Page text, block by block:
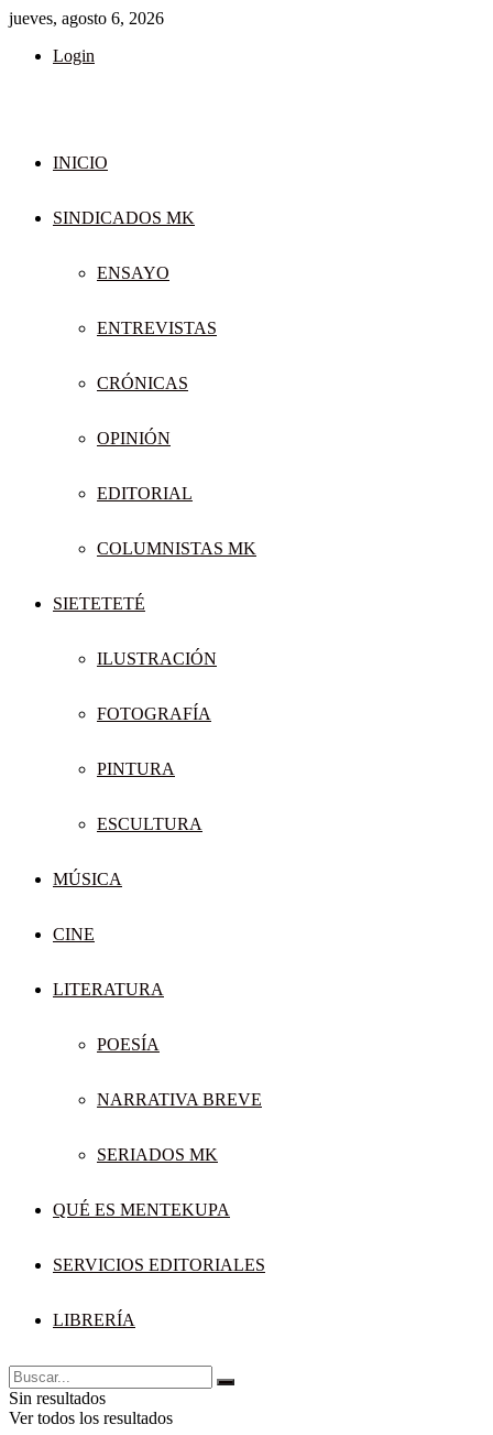
jueves, agosto 6, 2026
Login
INICIO
SINDICADOS MK
ENSAYO
ENTREVISTAS
CRÓNICAS
OPINIÓN
EDITORIAL
COLUMNISTAS MK
SIETETETÉ
ILUSTRACIÓN
FOTOGRAFÍA
PINTURA
ESCULTURA
MÚSICA
CINE
LITERATURA
POESÍA
NARRATIVA BREVE
SERIADOS MK
QUÉ ES MENTEKUPA
SERVICIOS EDITORIALES
LIBRERÍA
Sin resultados
Ver todos los resultados